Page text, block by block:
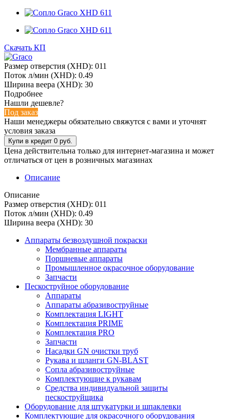
Скачать КП
Размер отверстия (XHD): 011
Поток л/мин (XHD): 0.49
Ширина веера (XHD): 30
Подробнее
Нашли дешевле?
Под заказ
Наши менеджеры обязательно свяжутся с вами и уточнят
условия заказа
Цена действительна только для интернет-магазина и может
отличаться от цен в розничных магазинах
Описание
Описание
Размер отверстия (XHD): 011
Поток л/мин (XHD): 0.49
Ширина веера (XHD): 30
Аппараты безвоздушной покраски
Мембранные аппараты
Поршневые аппараты
Промышленное окрасочное оборудование
Запчасти
Пескоструйное оборудование
Аппараты
Аппараты абразивоструйные
Комплектация LIGHT
Комплектация PRIME
Комплектация PRO
Запчасти
Насадки GN очистки труб
Рукава и шланги GN-BLAST
Сопла абразивоструйные
Комплектующие к рукавам
Средства индивидуальной защиты
пескоструйщика
Оборудование для штукатурки и шпаклевки
Комплектующие для окрасочного оборудования